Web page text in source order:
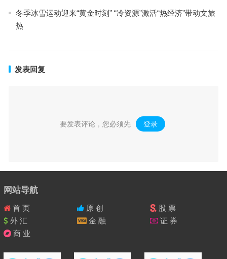
冬季冰雪运动迎来“黄金时刻” “冷资源”激活“热经济”带动文旅
热
发表回复
要发表评论，您必须先 登录 。
网站导航
首 页 原 创
股 票
外 汇
金 融
证 券
商 业